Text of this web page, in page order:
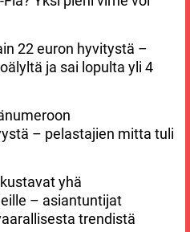
22 euron hyvitystä –
ja sai lopulta yli 4
– pelastajien mitta tuli
yhä
– asiantuntijat
trendistä